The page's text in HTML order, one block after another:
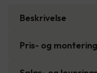
Beskrivelse
Pris- og